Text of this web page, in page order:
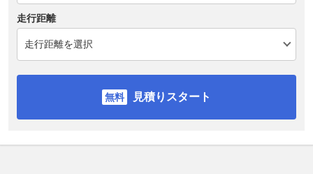
走行距離
見積りスタート